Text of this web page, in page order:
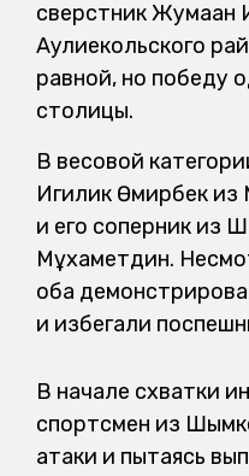
сверстник Жумақан
Аулиекольского
равной, но победу
столицы.
В весовой
Игилик Өмирбек из
и его соперник из
Мұхаметдин.
оба
и избегали
В начале схватки
спортсмен из
атаки и пытаясь